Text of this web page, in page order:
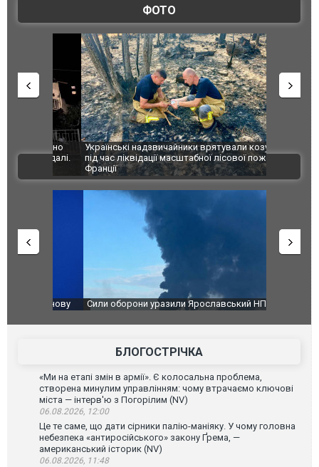
ФОТО
Українські надзвичайники врятували козуленя
під час ліквідації масштабної лісової пожежі у
Франції
СБУ за
Болгарії
ВІДЕО
Сили оборони уразили Ярославський НПЗ:
атаку. ВІДЕО
Неймар
БЛОГОСТРІЧКА
«Ми на етапі змін в армії». Є колосальна проблема,
створена минулим управлінням: чому втрачаємо ключові
міста — інтерв'ю з Погорілим (NV)
06.08.2026, 12:00
Це те саме, що дати сірники палію-маніяку. У чому головна
небезпека «антиросійського» закону Ґрема, —
американський історик (NV)
06.08.2026, 11:48